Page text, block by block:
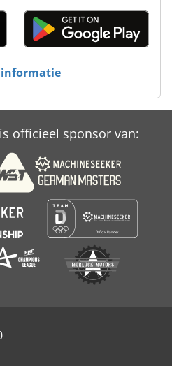
informatie
officieel sponsor van: